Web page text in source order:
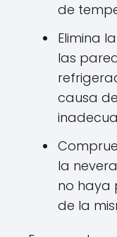
de
Elimina
las
causa
la
no haya
de la